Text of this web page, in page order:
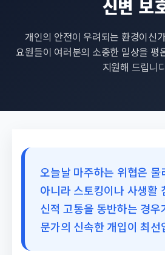
신변 보
개인의 안전이 우려되는 환경이신
요원들이 여러분의 소중한 일상을 평
지원해 드립니
오늘날 마주하는 위협은 물
아니라 스토킹이나 사생활
신적 고통을 동반하는 경우
문가의 신속한 개입이 최선